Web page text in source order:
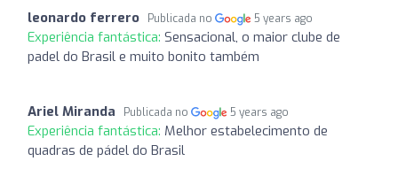
leonardo ferrero Publicada no 5 years ago
Experiência fantástica: Sensacional, o maior clube de
padel do Brasil e muito bonito também
Ariel Miranda Publicada no 5 years ago
Experiência fantástica: Melhor estabelecimento de
quadras de pádel do Brasil